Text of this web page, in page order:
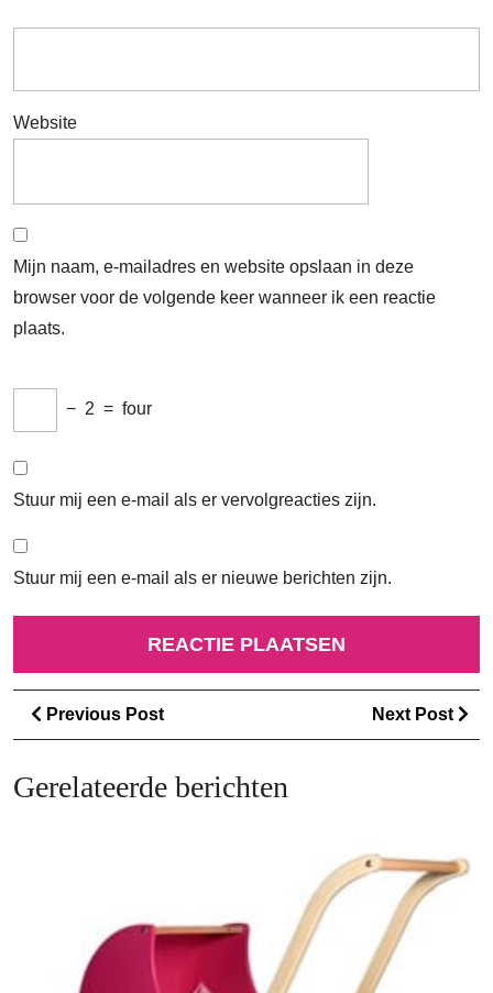
Website
Mijn naam, e-mailadres en website opslaan in deze
browser voor de volgende keer wanneer ik een reactie
plaats.
− 2 = four
Stuur mij een e-mail als er vervolgreacties zijn.
Stuur mij een e-mail als er nieuwe berichten zijn.
Berichtnavigatie
Previous PostPrevious
Post
Next Post
Gerelateerde berichten